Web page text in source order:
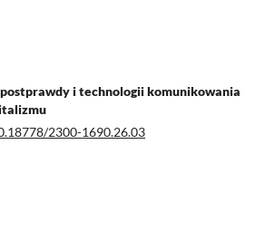
i technologii komunikowania
2300-1690.26.03